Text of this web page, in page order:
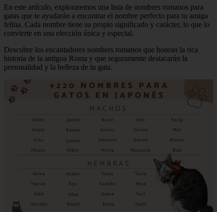
En este artículo, exploraremos una lista de nombres romanos para
gatas que te ayudarán a encontrar el nombre perfecto para tu amiga
felina. Cada nombre tiene su propio significado y carácter, lo que lo
convierte en una elección única y especial.
Descubre los encantadores nombres romanos que honran la rica
historia de la antigua Roma y que seguramente destacarán la
personalidad y la belleza de tu gata.